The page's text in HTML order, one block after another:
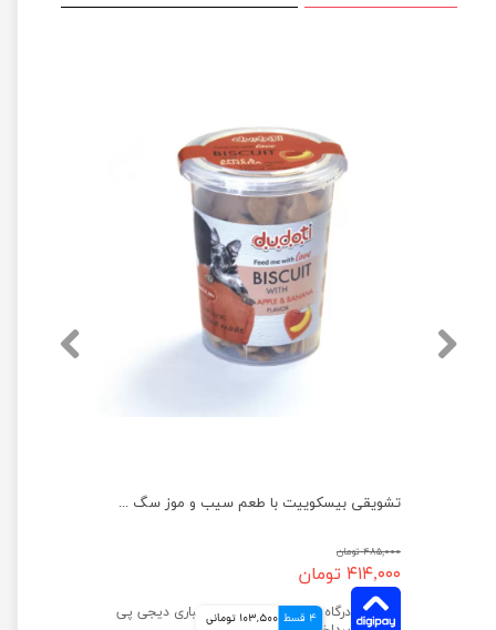
تشویقی بیسکوییت با طعم سیب و موز سگ دودوتی وزن 150 گرم
۴۸۵,۰۰۰ تومان
۴۱۴,۰۰۰ تومان
4 قسط 103,500 تومانی